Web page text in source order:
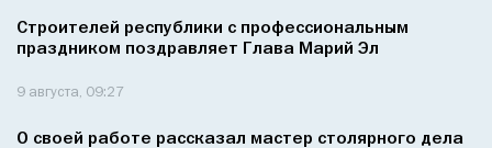
Строителей республики с профессиональным
праздником поздравляет Глава Марий Эл
9 августа, 09:27
О своей работе рассказал мастер столярного дела